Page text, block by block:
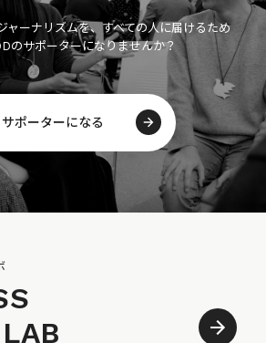
ャーナリズムを、すべての人に届けるため
のサポーターになりませんか？
サポーターになる